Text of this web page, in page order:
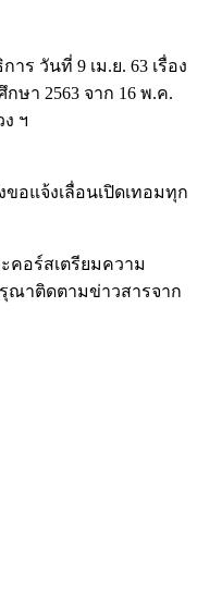
ร วันที่ 9 เม.ย. 63 เรื่อง
ษา 2563 จาก 16 พ.ค.
ฯ
อแจ้งเลื่อนเปิดเทอมทุก
คอร์สเตรียมความ
ณาติดตามข่าวสารจาก